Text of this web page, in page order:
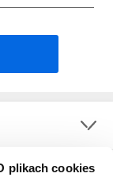
plikach cookies